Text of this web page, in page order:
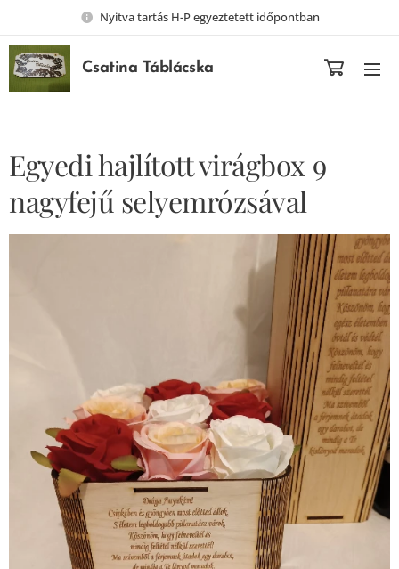
Nyitva tartás H-P egyeztetett időpontban
Csatina Táblácska
Egyedi hajlított virágbox 9
nagyfejű selyemrózsával